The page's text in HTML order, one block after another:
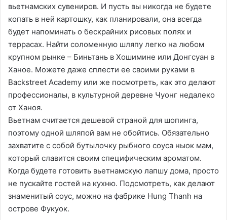
вьетнамских сувениров. И пусть вы никогда не будете
копать в ней картошку, как планировали, она всегда
будет напоминать о бескрайних рисовых полях и
террасах. Найти соломенную шляпу легко на любом
крупном рынке – Биньтань в Хошимине или Донгсуан в
Ханое. Можете даже сплести ее своими руками в
Backstreet Academy или же посмотреть, как это делают
профессионалы, в культурной деревне Чуонг недалеко
от Ханоя.
Вьетнам считается дешевой страной для шопинга,
поэтому одной шляпой вам не обойтись. Обязательно
захватите с собой бутылочку рыбного соуса ныок мам,
который славится своим специфическим ароматом.
Когда будете готовить вьетнамскую лапшу дома, просто
не пускайте гостей на кухню. Подсмотреть, как делают
знаменитый соус, можно на фабрике Hung Thanh на
острове Фукуок.